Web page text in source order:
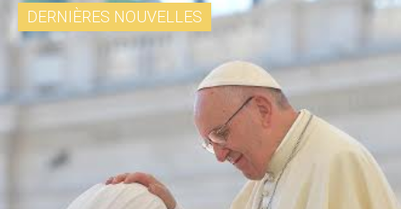
DERNIÈRES NOUVELLES